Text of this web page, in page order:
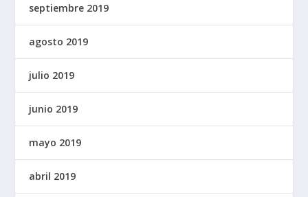
septiembre 2019
agosto 2019
julio 2019
junio 2019
mayo 2019
abril 2019